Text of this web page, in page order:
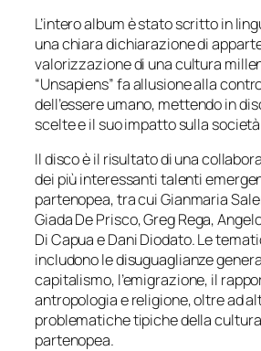
L’intero album è stato scritto in
una chiara dichiarazione di
valorizzazione di una cultura
“Unsapiens” fa allusione alla
dell’essere umano, mettendo in
scelte e il suo impatto sulla
Il disco è il risultato di una
dei più interessanti talenti
partenopea, tra cui Gianmaria
Giada De Prisco, Greg Rega,
Di Capua e Dani Diodato. Le
includono le disuguaglianze
capitalismo, l’emigrazione, il
antropologia e religione, oltre ad
problematiche tipiche della
partenopea.